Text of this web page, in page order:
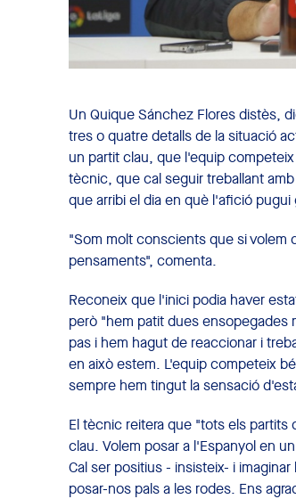
Un Quique Sánchez Flores distès,
tres o quatre detalls de la situació
un partit clau, que l'equip
tècnic, que cal seguir treballant
que arribi el dia en què l'afició pugui
"Som molt conscients que si volem
pensaments", comenta.
Reconeix que l'inici podia haver
però "hem patit dues ensopegades
pas i hem hagut de reaccionar i
en això estem. L'equip competeix
sempre hem tingut la sensació
El tècnic reitera que "tots els partits
clau. Volem posar a l'Espanyol en
Cal ser positius - insisteix- i
posar-nos pals a les rodes. Ens